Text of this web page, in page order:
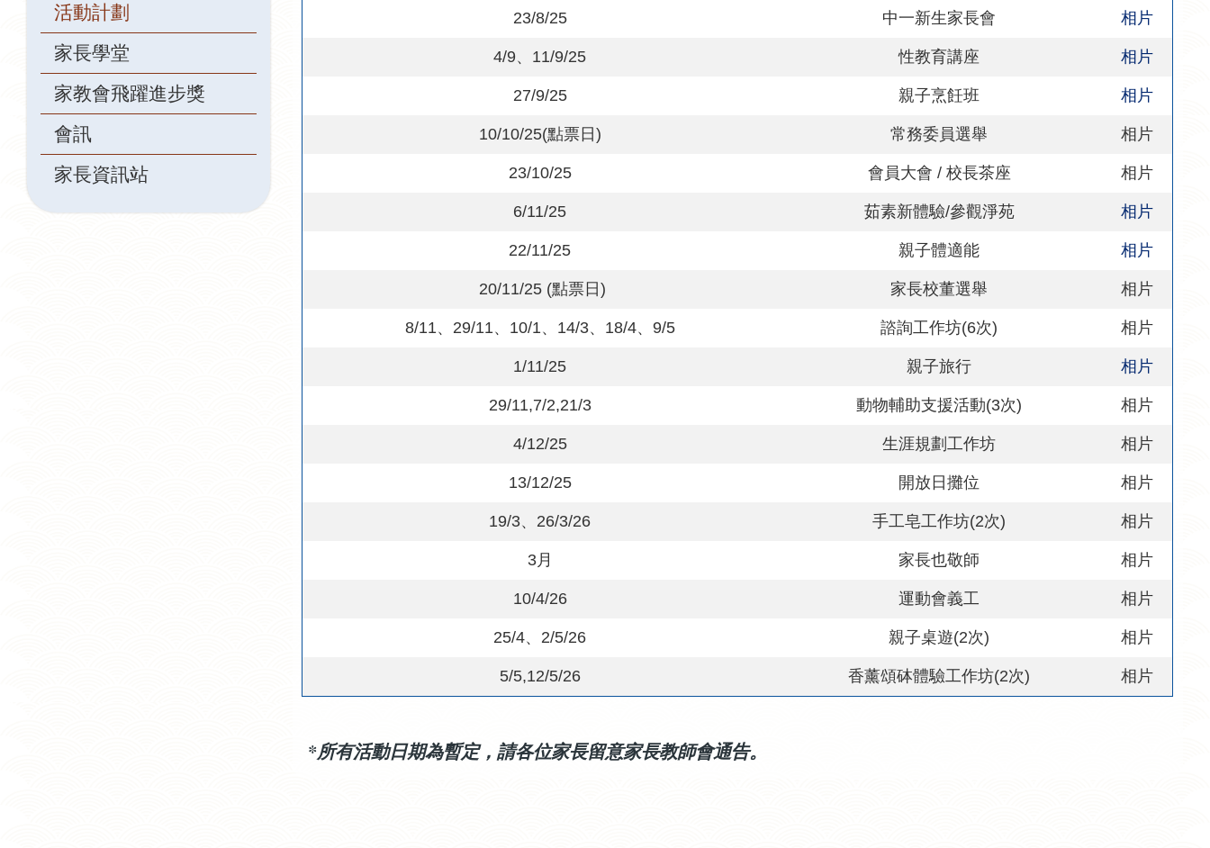
23/8/25 中一新生家長會 相片
4/9、 11/9/25 性教育講座 相片
27/9/25 親子烹飪班 相片
10/10/25(點票日) 常務委員選舉 相片
23/10/25 會員大會 / 校長茶座 相片
6/11/25 茹素新體驗/參觀淨苑 相片
22/11/25 親子體適能 相片
20/11/25 (點票日) 家長校董選舉 相片
8/11、 29/11、 10/1、 14/3、 18/4、 9/5 諮詢工作坊(6次) 相片
1/11/25 親子旅行 相片
29/11,7/2,21/3 動物輔助支援活動(3次) 相片
4/12/25 生涯規劃工作坊 相片
13/12/25 開放日攤位 相片
19/3、 26/3/26 手工皂工作坊(2次) 相片
3月 家長也敬師 相片
10/4/26 運動會義工 相片
25/4、 2/5/26 親子桌遊(2次) 相片
5/5,12/5/26 香薰頌砵體驗工作坊(2次) 相片
*所有活動日期為暫定，請各位家長留意家長教師會通告。
活動計劃
家長學堂
家教會飛躍進步獎
會訊
家長資訊站